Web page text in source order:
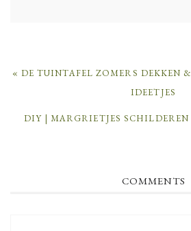
PREVIOUS
« DE TUINTAFEL ZOMERS DEKKEN
IDEETJES
NEXT
DIY | MARGRIETJES SCHILDEREN
COMMENTS